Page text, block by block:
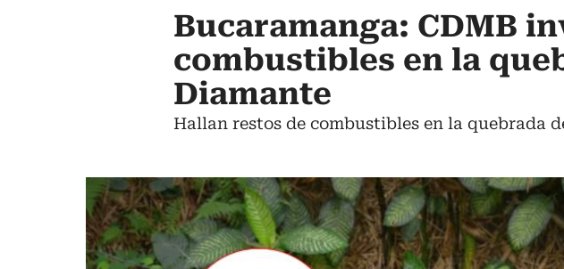
Bucaramanga: CDMB
combustibles en la
Diamante
Hallan restos de combustibles en la quebrada